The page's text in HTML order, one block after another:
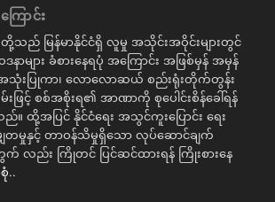
ြောင်း
ည် မြန်မာနိုင်ငံရှိ လူမှု အသိုင်းအဝိုင်းများတွင်
ာများ ခံစားနေရပုံ အကြောင်း အဖြစ်မှန် အမှန်
အသုံးပြုကာ၊ လောလောဆယ် စည်းရုံးတိုက်တွန်း
းဖြင့် စစ်အစိုးရ၏ အာဏာကို စုပေါင်းစိန်ခေါ်ရန်
ည်။ ထို့အပြင် နိုင်ငံရေး အသွင်ကူးပြောင်း ရေး
တမှုနှင့် တာဝန်သိမှုရှိသော လုပ်ဆောင်ချက်
လည်း ကြိုတင် ပြင်ဆင်ထားရန် ကြိုးစားနေ
..